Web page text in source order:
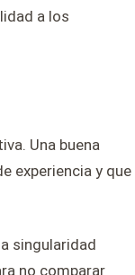
a los
Una buena
experiencia y que
singularidad
no comparar